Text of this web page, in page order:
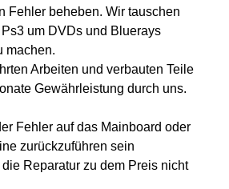
Fehler beheben. Wir tauschen
um DVDs und Bluerays
machen.
Arbeiten und verbauten Teile
Gewährleistung durch uns.
Fehler auf das Mainboard oder
zurückzuführen sein
Reparatur zu dem Preis nicht